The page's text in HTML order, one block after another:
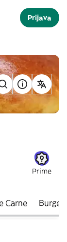
Prijava
Prime
Carne